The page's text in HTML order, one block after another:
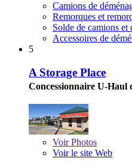
Camions de
Remorques et
Solde de camions et
Accessoires de
5
A Storage Place
Concessionnaire U-Haul
VoirPhotos
Voir le site Web